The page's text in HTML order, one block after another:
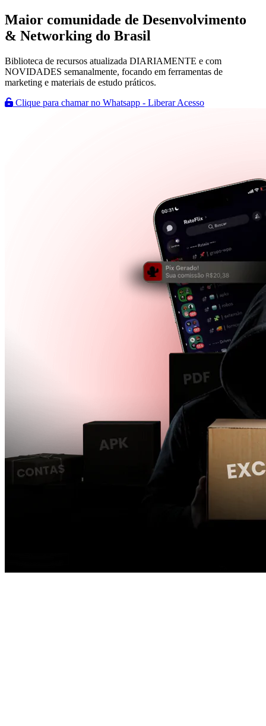
Maior comunidade de Desenvolvimento
& Networking do Brasil
Biblioteca de recursos atualizada DIARIAMENTE e com
NOVIDADES semanalmente, focando em ferramentas de
marketing e materiais de estudo práticos.
Clique para chamar no Whatsapp - Liberar Acesso